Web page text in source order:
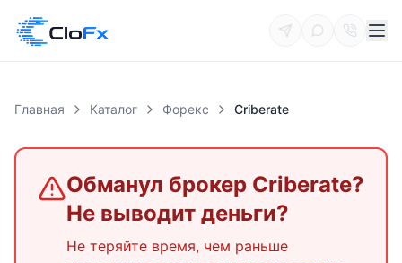
Главная Каталог Форекс Criberate
Обманул брокер Criberate?
Не выводит деньги?
Не теряйте время, чем раньше